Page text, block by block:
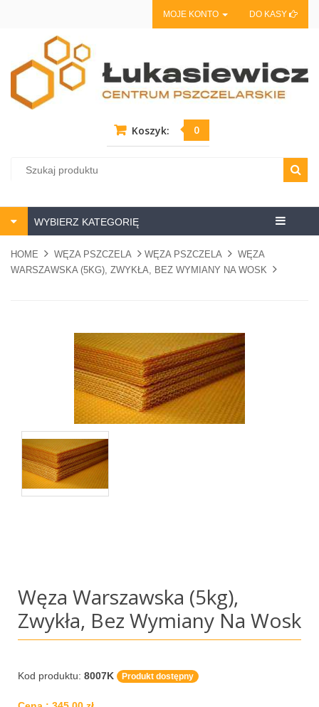
MOJE KONTO DO KASY
Koszyk: 0
Centrum
WYBIERZ KATEGORIĘ
HOME WĘZA PSZCZELA WĘZA PSZCZELA
WĘZA
WARSZAWSKA (5KG), ZWYKŁA, BEZ WYMIANY NA WOSK
Węza Warszawska (5kg),
Zwykła, Bez Wymiany Na Wosk
Kod produktu: 8007K Produkt dostępny